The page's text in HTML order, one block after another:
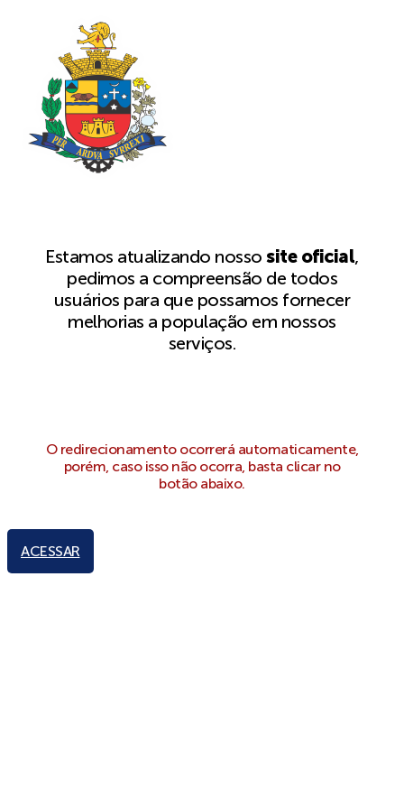
Estamos atualizando nossosite oficial,
pedimos a compreensão de todos
usuários para que possamos fornecer
melhorias a população em nossos
serviços.
O redirecionamento ocorrerá automaticamente,
porém, caso isso não ocorra, basta clicar no
botão abaixo.
ACESSAR